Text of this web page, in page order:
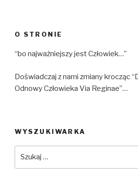
O STRONIE
“bo najważniejszy jest Człowiek…”
Doświadczaj z nami zmiany krocząc
Odnowy Człowieka Via Reginae”…
WYSZUKIWARKA